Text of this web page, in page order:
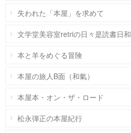
失われた「本屋」を求めて
文学堂美容室retriの日々是読書日和
本と羊をめぐる冒険
本屋の旅人B面（和氣）
本屋本・オン・ザ・ロード
松永弾正の本屋紀行